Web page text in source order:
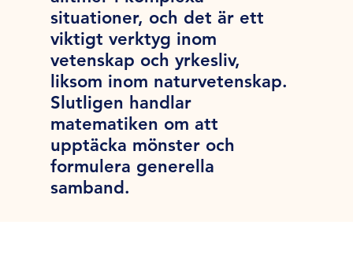
situationer, och det är ett
viktigt verktyg inom
vetenskap och yrkesliv,
liksom inom naturvetenskap.
Slutligen handlar
matematiken om att
upptäcka mönster och
formulera generella
samband.